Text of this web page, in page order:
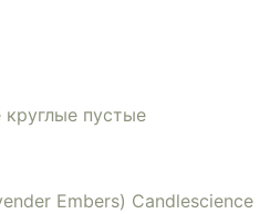
пустые
Embers) Candlescience